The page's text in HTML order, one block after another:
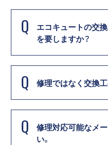
Q
エコキュートの交
を要しますか？
Q 修理ではなく交換
Q
修理対応可能なメ
い。